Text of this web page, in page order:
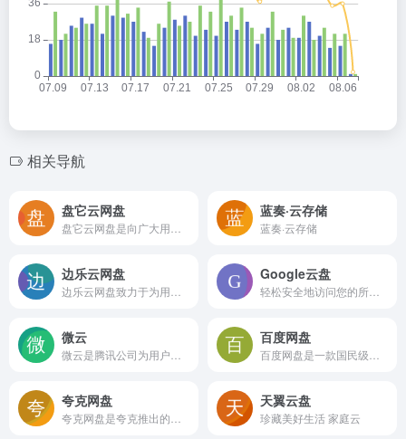
相关导航
盘它云网盘 蓝奏·云存储
蓝奏·云存储
边乐云网盘 Google云盘
微云 百度网盘
夸克网盘 天翼云盘
珍藏美好生活 家庭云